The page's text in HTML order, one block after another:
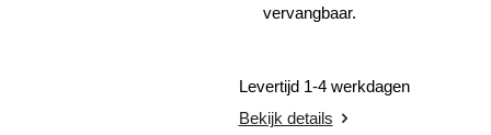
vervangbaar.
Levertijd 1-4 werkdagen
Bekijk details